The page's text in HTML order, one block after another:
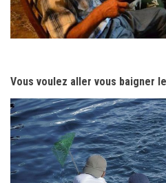
Vous voulez aller vous baigner